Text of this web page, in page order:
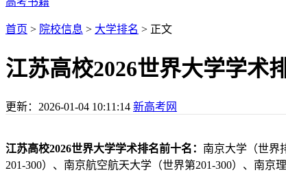
首页 > 院校信息 > 大学排名 > 正文
江苏高校2026世界大学学术
更新： 2026-01-04 10:11:14 新高考网
江苏高校2026世界大学学术排名前十名： 南京大学（世界
201-300）、南京航空航天大学（世界第201-300）、南京